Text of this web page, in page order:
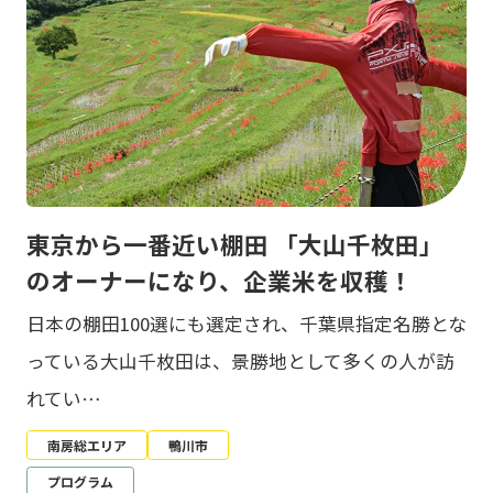
東京から一番近い棚田 「大山千枚田」
のオーナーになり、企業米を収穫！
日本の棚田100選にも選定され、千葉県指定名勝とな
っている大山千枚田は、景勝地として多くの人が訪
れてい…
南房総エリア
鴨川市
プログラム